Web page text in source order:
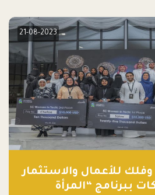
21-08-2023
للأعمال والاستثمار
فوز 3 شركات ببرنامج “المرأة